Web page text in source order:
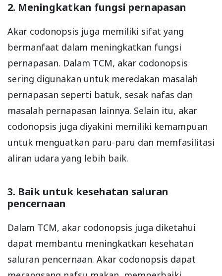
2. Meningkatkan fungsi pernapasan
Akar codonopsis juga memiliki sifat yang
bermanfaat dalam meningkatkan fungsi
pernapasan. Dalam TCM, akar codonopsis
sering digunakan untuk meredakan masalah
pernapasan seperti batuk, sesak nafas dan
masalah pernapasan lainnya. Selain itu, akar
codonopsis juga diyakini memiliki kemampuan
untuk menguatkan paru-paru dan memfasilitasi
aliran udara yang lebih baik.
3. Baik untuk kesehatan saluran
pencernaan
Dalam TCM, akar codonopsis juga diketahui
dapat membantu meningkatkan kesehatan
saluran pencernaan. Akar codonopsis dapat